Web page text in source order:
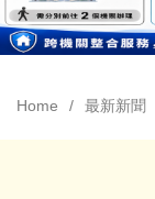
Home 最新新聞